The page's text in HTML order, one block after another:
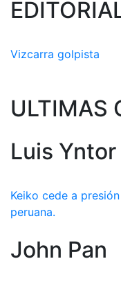
Vizcarra golpista
ULTIMAS
Luis Yntor
Keiko cede a
peruana.
John Pan